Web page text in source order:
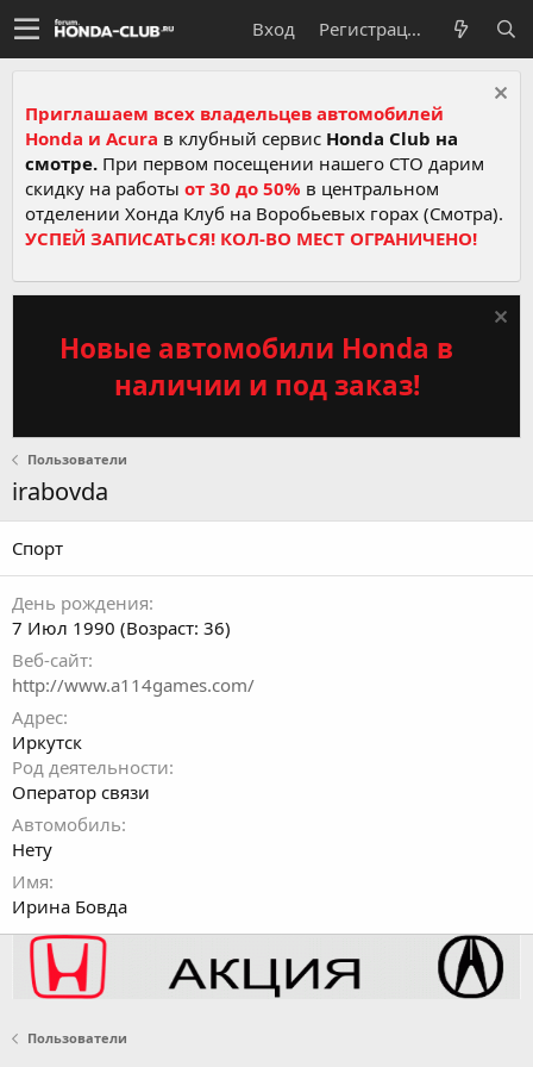
Вход Регистрация
Приглашаем всех владельцев автомобилей
Honda и Acura в клубный сервис Honda Club на
смотре. При первом посещении нашего СТО дарим
скидку на работы от 30 до 50% в центральном
отделении Хонда Клуб на Воробьевых горах (Смотра).
УСПЕЙ ЗАПИСАТЬСЯ! КОЛ-ВО МЕСТ ОГРАНИЧЕНО!
Новые автомобили Honda в
наличии и под заказ!
Пользователи
irabovda
Спорт
День рождения
7 Июл 1990 (Возраст: 36)
Веб-сайт
http://www.a114games.com/
Адрес
Иркутск
Род деятельности
Оператор связи
Автомобиль
Нету
Имя
Ирина Бовда
Пользователи